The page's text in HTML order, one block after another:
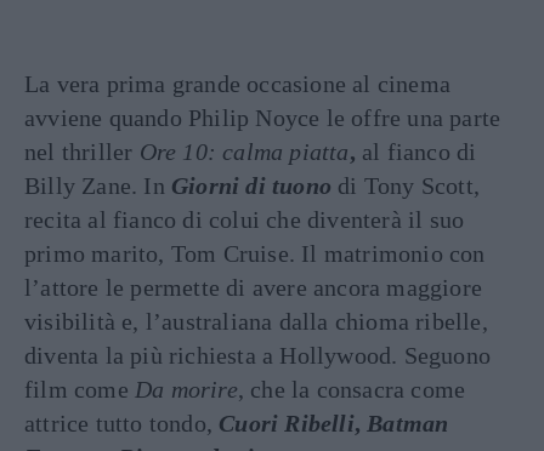
La vera prima grande occasione al cinema
avviene quando Philip Noyce le offre una parte
nel thriller Ore 10: calma piatta, al fianco di
Billy Zane. In Giorni di tuono di Tony Scott,
recita al fianco di colui che diventerà il suo
primo marito, Tom Cruise. Il matrimonio con
l’attore le permette di avere ancora maggiore
visibilità e, l’australiana dalla chioma ribelle,
diventa la più richiesta a Hollywood. Seguono
film come Da morire, che la consacra come
attrice tutto tondo, Cuori Ribelli, Batman